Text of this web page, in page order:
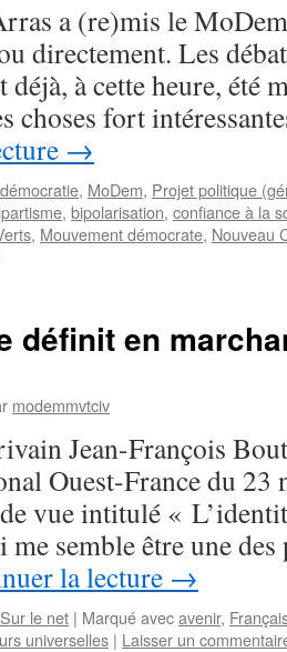
a (re)mis le
directement. Les
à cette heure, été
choses fort
→
, MoDem, Projet politique
, bipolarisation, confiance à la
, Mouvement démocrate, Nouveau
définit en
modemmvtciv
Jean-François
Ouest-France du 23
vue intitulé «
semble être une des
la lecture →
Sur le net | Marqué avecavenir,
universelles | Laisser un